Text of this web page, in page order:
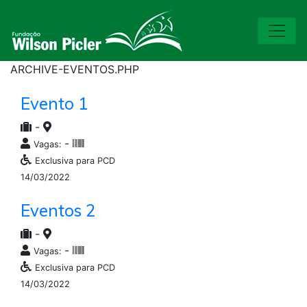
ARCHIVE-EVENTOS.PHP
Evento 1
-
Vagas: -
Exclusiva para PCD
14/03/2022
Eventos 2
-
Vagas: -
Exclusiva para PCD
14/03/2022